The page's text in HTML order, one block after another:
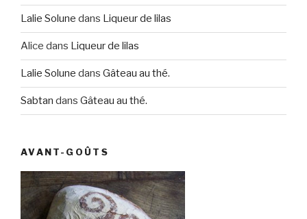
Lalie Solune dans Liqueur de lilas
Alice dans Liqueur de lilas
Lalie Solune dans Gâteau au thé.
Sabtan dans Gâteau au thé.
AVANT-GOÛTS